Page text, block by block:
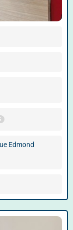
Edmond